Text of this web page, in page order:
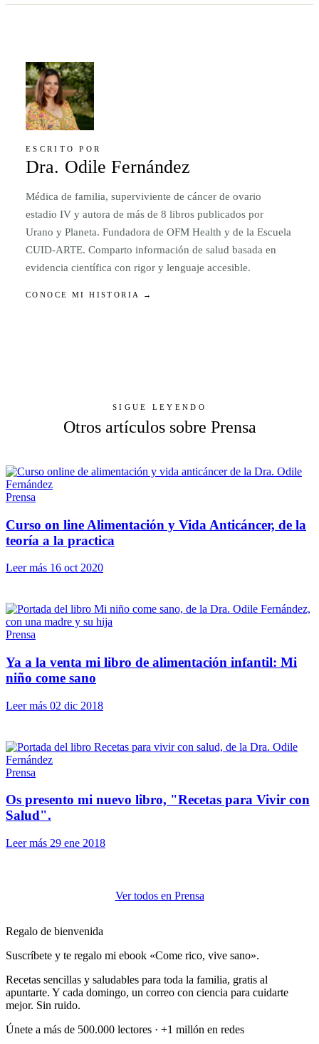
ESCRITO POR
Dra. Odile Fernández
Médica de familia, superviviente de cáncer de ovario
estadio IV y autora de más de 8 libros publicados por
Urano y Planeta. Fundadora de OFM Health y de la Escuela
CUID-ARTE. Comparto información de salud basada en
evidencia científica con rigor y lenguaje accesible.
CONOCE MI HISTORIA →
SIGUE LEYENDO
Otros artículos sobre Prensa
Prensa
Curso on line Alimentación y Vida Anticáncer, de la
teoría a la practica
Leer más 16 oct 2020
Prensa
Ya a la venta mi libro de alimentación infantil: Mi
niño come sano
Leer más 02 dic 2018
Prensa
Os presento mi nuevo libro, "Recetas para Vivir con
Salud".
Leer más 29 ene 2018
Ver todos en Prensa
Regalo de bienvenida
Suscríbete y te regalo mi ebook «Come rico, vive sano».
Recetas sencillas y saludables para toda la familia, gratis al
apuntarte. Y cada domingo, un correo con ciencia para cuidarte
mejor. Sin ruido.
Únete a más de 500.000 lectores · +1 millón en redes